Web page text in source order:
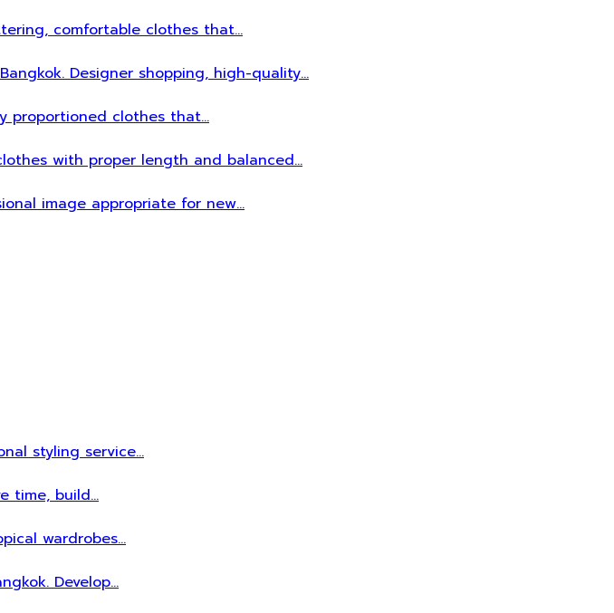
comfortable clothes that…
Designer shopping, high-quality…
proportioned clothes that…
with proper length and balanced…
image appropriate for new…
styling service…
time, build…
wardrobes…
Develop…